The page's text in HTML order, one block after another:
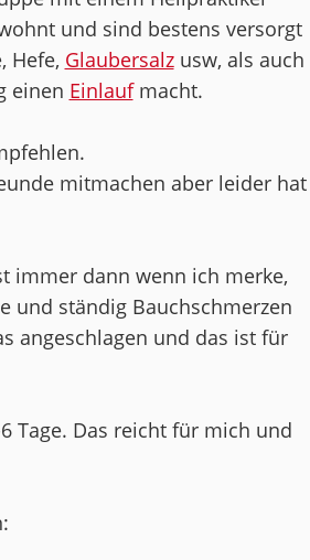
und sind bestens versorgt
Hefe, Glaubersalzusw, als auch
einen Einlaufmacht.
mitmachen aber leider hat
immer dann wenn ich merke,
und ständig Bauchschmerzen
angeschlagen und das ist für
Tage. Das reicht für mich und